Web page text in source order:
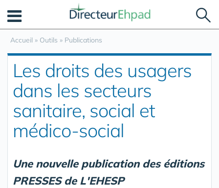
Accueil » Outils » Publications
Les droits des usagers
dans les secteurs
sanitaire, social et
médico-social
Une nouvelle publication des éditions
PRESSES de L'EHESP
Panneau de gestion des cookies